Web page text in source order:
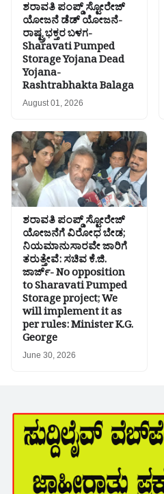
ಶರಾವತಿ ಪಂಪ್ಡ್ ಸ್ಟೋರೇಜ್
ಯೋಜನೆ ಡೆಡ್ ಯೋಜನೆ-
ರಾಷ್ಟ್ರಭಕ್ತರ ಬಳಗ-
Sharavati Pumped
Storage Yojana Dead
Yojana-
Rashtrabhakta Balaga
August 01, 2026
ಶರಾವತಿ ಪಂಪ್ಡ್ ಸ್ಟೋರೇಜ್
ಯೋಜನೆಗೆ ವಿರೋಧ ಬೇಡ;
ನಿಯಮಾನುಸಾರವೇ ಜಾರಿಗೆ
ತರುತ್ತೇವೆ: ಸಚಿವ ಕೆ.ಜಿ.
ಜಾರ್ಜ್- No opposition
to Sharavati Pumped
Storage project; We
will implement it as
per rules: Minister K.G.
George
June 30, 2026